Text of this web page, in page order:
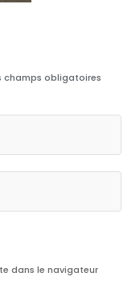
champs obligatoires
dans le navigateur